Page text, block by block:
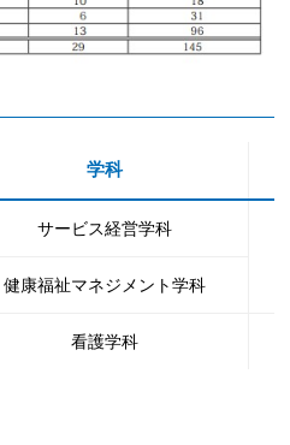
学科
サービス経営学科
健康福祉マネジメント学科
看護学科